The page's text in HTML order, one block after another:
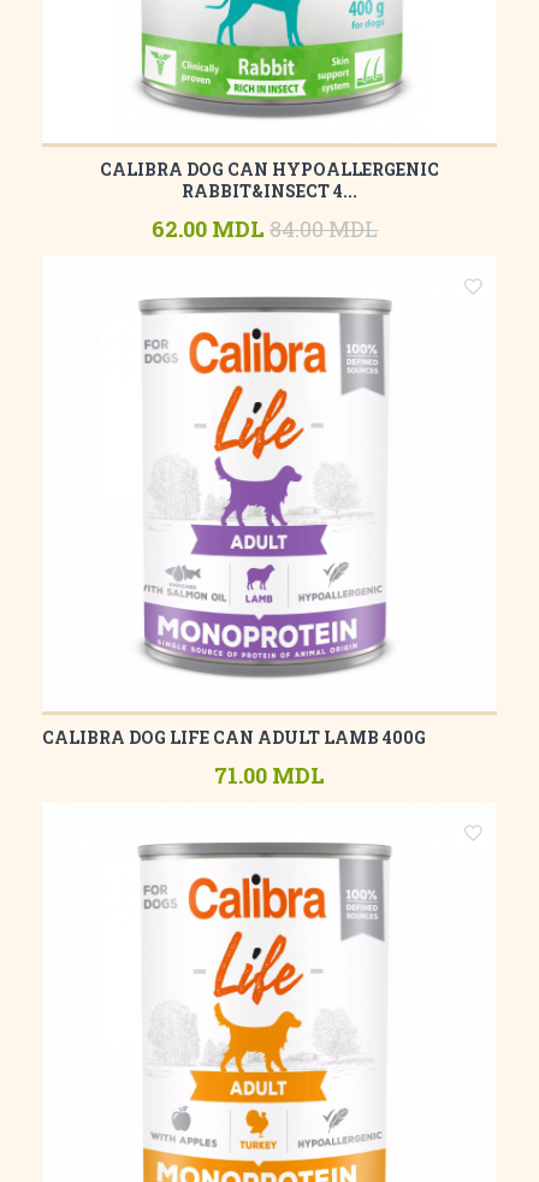
CALIBRA DOG CAN HYPOALLERGENIC
RABBIT&INSECT 4...
62.00 MDL 84.00 MDL
CALIBRA DOG LIFE CAN ADULT LAMB 400G
71.00 MDL